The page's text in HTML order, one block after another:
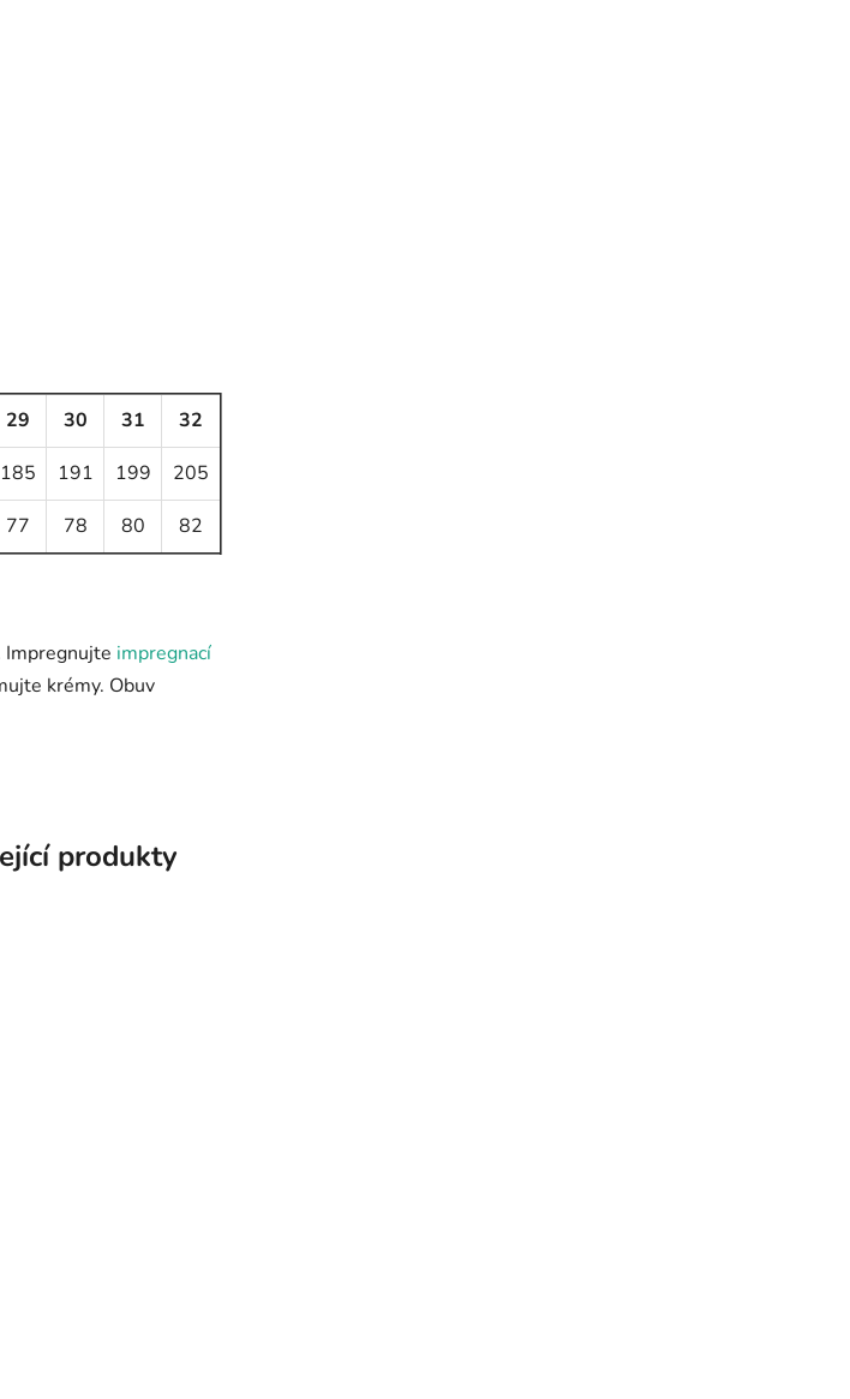
29 30 31
32
185 191 199
205
77 78 80 82
impregnací
krémy. Obuv
produkty